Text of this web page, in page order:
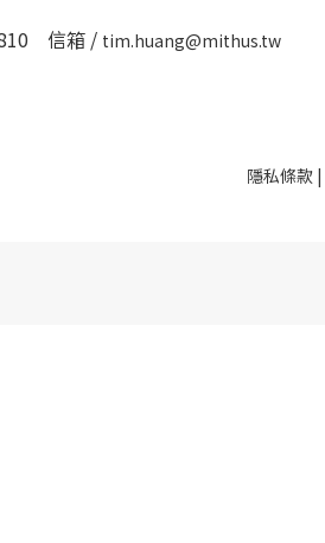
信箱 / tim.huang@mithus.tw
隱私條款|